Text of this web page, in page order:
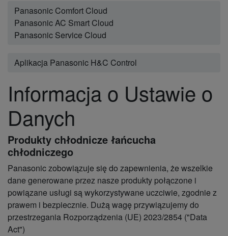
Panasonic Comfort Cloud
Panasonic AC Smart Cloud
Panasonic Service Cloud
Aplikacja Panasonic H&C Control
Informacja o Ustawie o
Danych
Produkty chłodnicze łańcucha
chłodniczego
Panasonic zobowiązuje się do zapewnienia, że wszelkie
dane generowane przez nasze produkty połączone i
powiązane usługi są wykorzystywane uczciwie, zgodnie z
prawem i bezpiecznie. Dużą wagę przywiązujemy do
przestrzegania Rozporządzenia (UE) 2023/2854 ("Data
Act")